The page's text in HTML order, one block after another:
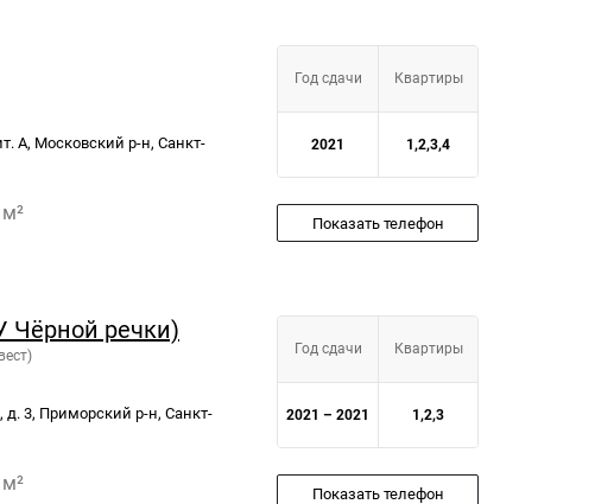
А, Московский р-н, Санкт-
м²
Год сдачи Квартиры
2021 1,2,3,4
Показать телефон
Чёрной речки)
д. 3, Приморский р-н, Санкт-
м²
Год сдачи Квартиры
2021 – 2021 1,2,3
Показать телефон